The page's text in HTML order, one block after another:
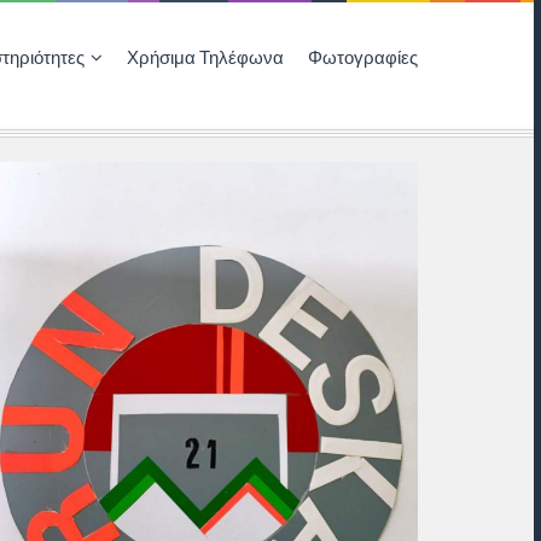
Χρήσιμα Τηλέφωνα Φωτογραφίες